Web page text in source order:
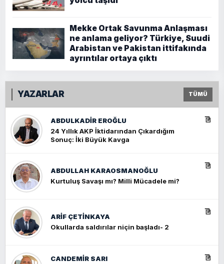
Mekke Ortak Savunma Anlaşması
ne anlama geliyor? Türkiye, Suudi
Arabistan ve Pakistan ittifakında
ayrıntılar ortaya çıktı
YAZARLAR TÜMÜ
ABDULKADIR EROĞLU
24 Yıllık AKP İktidarından Çıkardığım
Sonuç: İki Büyük Kavga
ABDULLAH KARAOSMANOĞLU
Kurtuluş Savaşı mı? Milli Mücadele mi?
ARIF ÇETİNKAYA
Okullarda saldırılar niçin başladı- 2
CANDEMIR SARI